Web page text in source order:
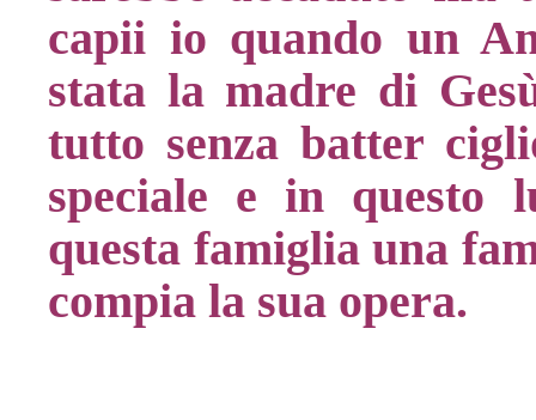
capii io quando un
stata la madre di
tutto senza batter
speciale e in questo
questa famiglia una
compia la sua opera.